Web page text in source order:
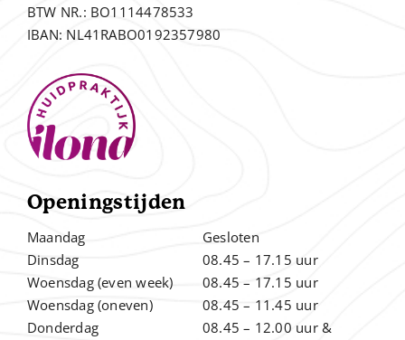
BTW NR.: BO1114478533
IBAN: NL41RABO0192357980
Openingstijden
Maandag
Dinsdag
Woensdag (even week)
Woensdag (oneven)
Donderdag
Gesloten
08.45 – 17.15 uur
08.45 – 17.15 uur
08.45 – 11.45 uur
08.45 – 12.00 uur &